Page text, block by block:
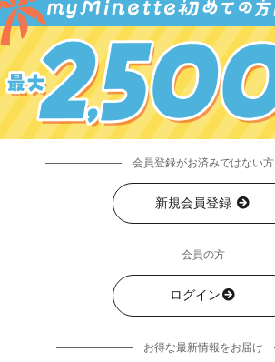
会員登録がお済みではない方
新規会員登録
会員の方
ログイン
お得な最新情報をお届け